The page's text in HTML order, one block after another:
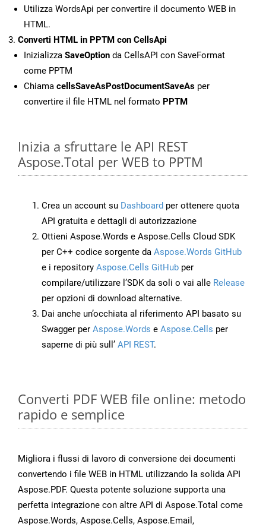
Utilizza WordsApi per convertire il documento WEB in
HTML.
Converti HTML in PPTM con CellsApi
Inizializza SaveOption da CellsAPI con SaveFormat
come PPTM
Chiama cellsSaveAsPostDocumentSaveAs per
convertire il file HTML nel formato PPTM
Inizia a sfruttare le API REST
Aspose.Total per WEB to PPTM
Crea un account su Dashboard per ottenere quota
API gratuita e dettagli di autorizzazione
Ottieni Aspose.Words e Aspose.Cells Cloud SDK
per C++ codice sorgente da Aspose.Words GitHub
e i repository Aspose.Cells GitHub per
compilare/utilizzare l’SDK da soli o vai alle Release
per opzioni di download alternative.
Dai anche un’occhiata al riferimento API basato su
Swagger per Aspose.Words e Aspose.Cells per
saperne di più sull’ API REST.
Converti PDF WEB file online: metodo
rapido e semplice
Migliora i flussi di lavoro di conversione dei documenti
convertendo i file WEB in HTML utilizzando la solida API
Aspose.PDF. Questa potente soluzione supporta una
perfetta integrazione con altre API di Aspose.Total come
Aspose.Words, Aspose.Cells, Aspose.Email,